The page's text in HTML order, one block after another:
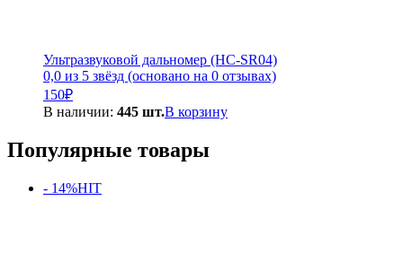
Ультразвуковой дальномер (HC-SR04)
0,0 из 5 звёзд (основано на 0 отзывах)
150₽
В наличии: 445 шт.В корзину
Популярные товары
- 14%HIT